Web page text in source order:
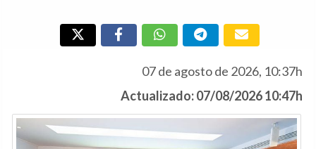
07 de agosto de 2026, 10:37h
Actualizado: 07/08/2026 10:47h